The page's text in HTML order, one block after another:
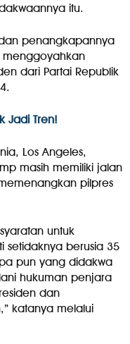
itu.
penangkapannya
menggoyahkan
dari Partai Republik
Jadi Tren!
Los Angeles,
masih memiliki jalan
pilpres
untuk
setidaknya berusia 35
pun yang didakwa
hukuman penjara
dan
katanya melalui